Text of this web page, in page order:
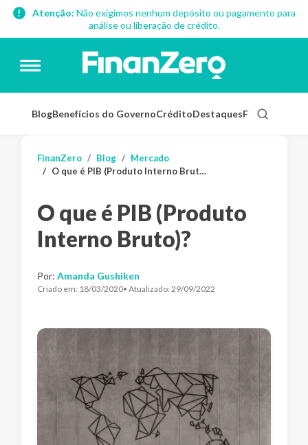
Atenção: Não exigimos nenhum depósito ou pagamento para
análise ou liberação de crédito.
BlogBenefícios do GovernoCréditoDestaquesFinanças
FinanZero Blog
Mercado
O que é PIB (Produto Interno Bruto)?
O que é PIB (Produto
Interno Bruto)?
Por: Amanda Gushiken
Criado em: 18/03/2020• Atualizado: 29/09/2022